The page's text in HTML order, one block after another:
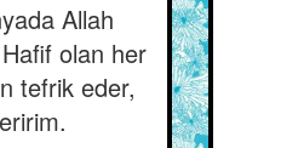
Allah
olan her
tefrik eder,